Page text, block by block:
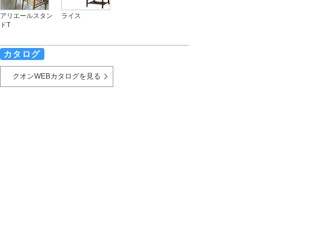
アリエールスタン
ドT
ライス
カタログ
クオンWEBカタログを見る